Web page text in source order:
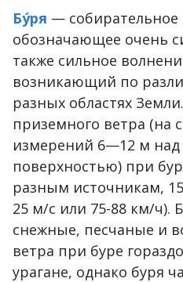
Бу́ря — собирательное
обозначающее очень
также сильное
возникающий по
разных областях
приземного ветра (на
измерений 6—12 м
поверхностью) при
разным источникам,
25 м/с или 75-88 км/ч).
снежные, песчаные и
ветра при буре
урагане, однако буря